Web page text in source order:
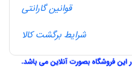
قوانین گارانتی
شرایط برگشت کالا